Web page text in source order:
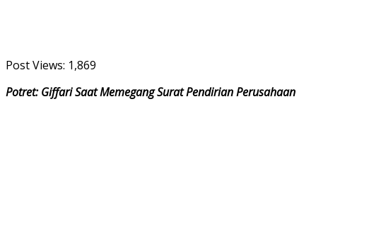
Post Views: 1,869
Potret: Giffari Saat Memegang Surat Pendirian Perusahaan